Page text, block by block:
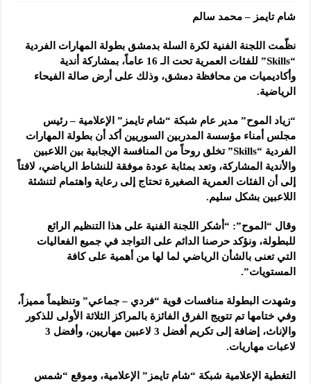
شام تايمز – محمد سالم
نظّمت اللجنة الفنية لكرة السلة بدمشق بطولة المهارات الفردية
“Skills” للفئات العمرية تحت الـ 16 عاماً، بمشاركة أندية
وأكاديميات من محافظة دمشق، وذلك على أرض صالة الفيحاء
الرياضية.
“زياد الموح” مدير عام شبكة “شام تايمز” الإعلامية – رئيس
مجلس أمناء مؤسسة المدربين السوريين أكد أن بطولة المهارات
الفردية “Skills” تخلق روحاً من المنافسة الإيجابية بين اللاعبين
والأندية المشاركة، وتعد بمثابة عودة موفقة للنشاط الرياضي، لافتاً
إلى أن الفئات العمرية الصغيرة تحتاج إلى رعاية واهتمام لتنشئة
اللاعبين بشكل سليم.
وقال “الموح”: “أشكر اللجنة الفنية على هذا التنظيم الرائع
للبطولة، ونؤكد حرصنا الدائم على التواجد في جميع الفعاليات
التي تعنى بالشأن الرياضي لما لها من أهمية على كافة
المستويات”.
وشهدت البطولة منافسات قوية “فردي – جماعي” وتنظيماً مميزاً،
وفي ختامها تم تتويج الفرق الفائزة بالمراكز الثلاثة الأولى للذكور
والإناث، إضافة إلى تكريم أفضل 3 لاعبين مهاريين، وأفضل 3
لاعبات مهاريات.
التغطية الإعلامية شبكة “شام تايمز” الإعلامية، وموقع “شمس